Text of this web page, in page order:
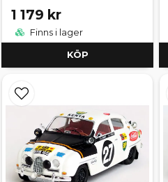
1 179 kr
Finns i lager
KÖP